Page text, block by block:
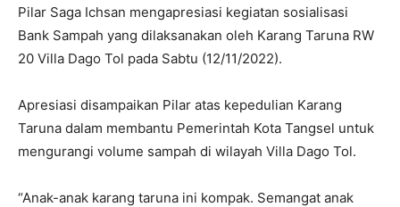
Pilar Saga Ichsan mengapresiasi kegiatan sosialisasi
Bank Sampah yang dilaksanakan oleh Karang Taruna RW
20 Villa Dago Tol pada Sabtu (12/11/2022).
Apresiasi disampaikan Pilar atas kepedulian Karang
Taruna dalam membantu Pemerintah Kota Tangsel untuk
mengurangi volume sampah di wilayah Villa Dago Tol.
“Anak-anak karang taruna ini kompak. Semangat anak